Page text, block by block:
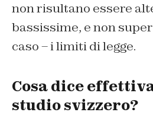
non risultano essere
bassissime, e non
caso – i limiti di legge.
Cosa dice
studio svizzero?